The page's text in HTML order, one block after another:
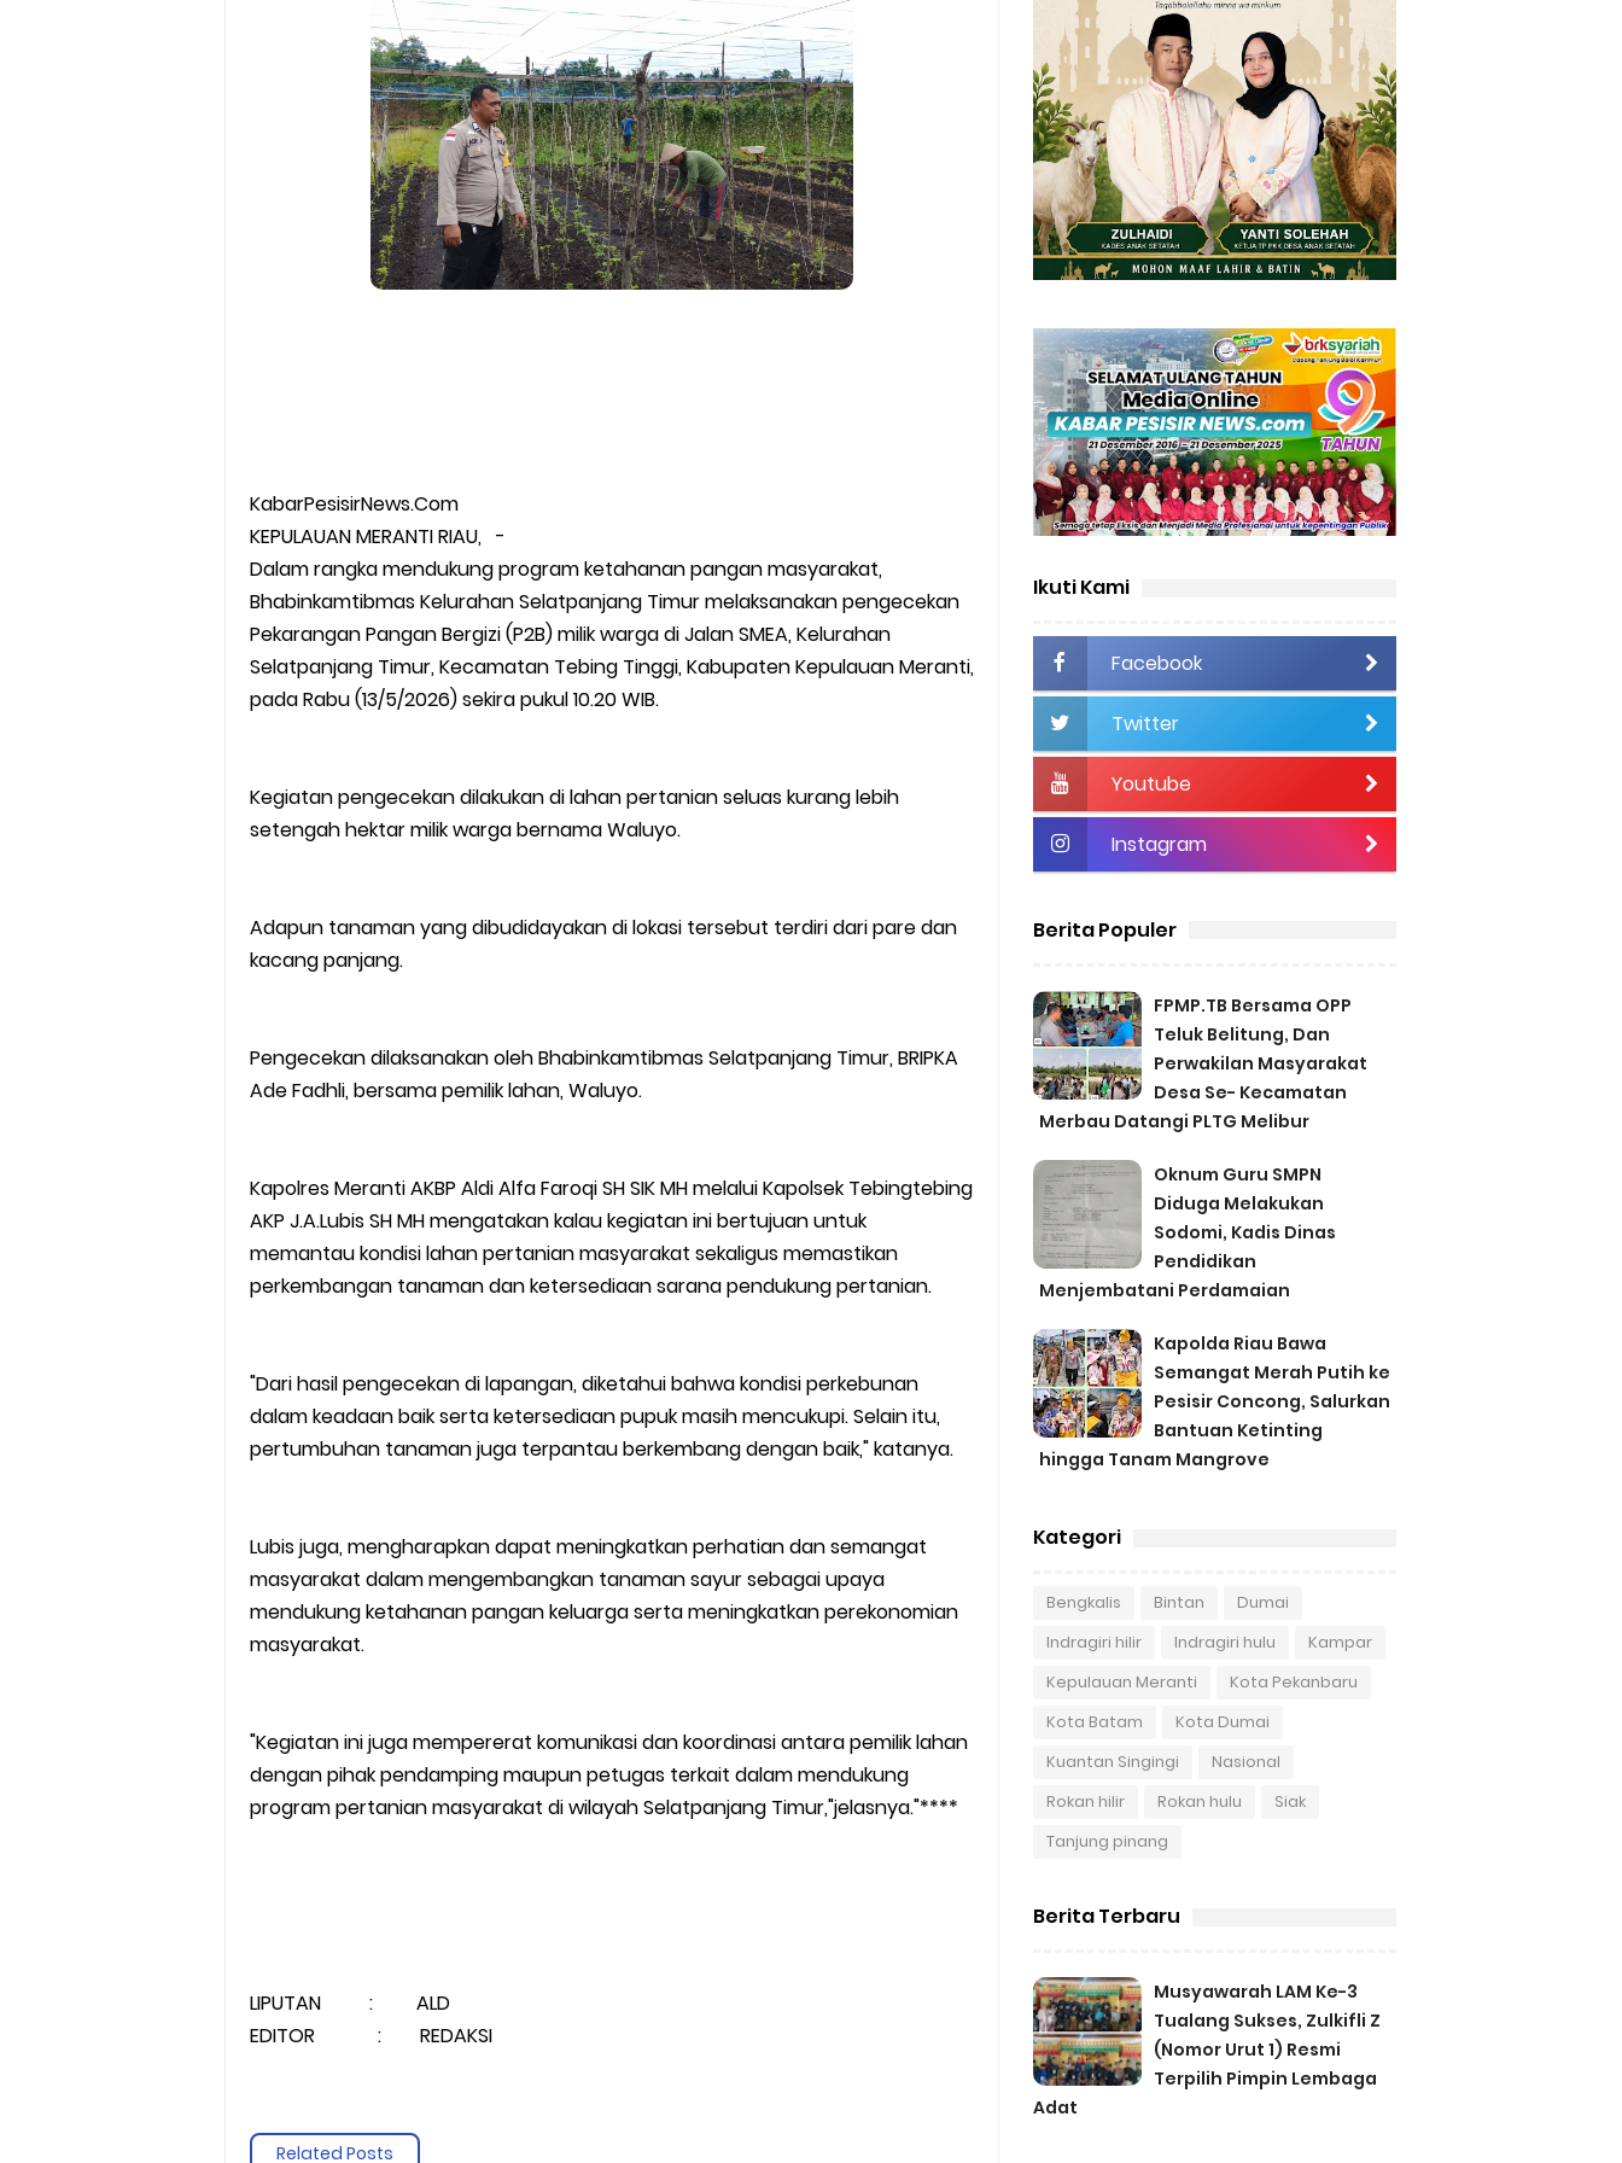
Thursday, 6 August
KabarPesisirNews.Com
KEPULAUAN MERANTI RIAU, -
Dalam rangka mendukung program ketahanan pangan masyarakat,
Bhabinkamtibmas Kelurahan Selatpanjang Timur melaksanakan pengecekan
Pekarangan Pangan Bergizi (P2B) milik warga di Jalan SMEA, Kelurahan
Selatpanjang Timur, Kecamatan Tebing Tinggi, Kabupaten Kepulauan Meranti,
pada Rabu (13/5/2026) sekira pukul 10.20 WIB.
Kegiatan pengecekan dilakukan di lahan pertanian seluas kurang lebih
setengah hektar milik warga bernama Waluyo.
Adapun tanaman yang dibudidayakan di lokasi tersebut terdiri dari pare dan
kacang panjang.
Pengecekan dilaksanakan oleh Bhabinkamtibmas Selatpanjang Timur, BRIPKA
Ade Fadhli, bersama pemilik lahan, Waluyo.
Kapolres Meranti AKBP Aldi Alfa Faroqi SH SIK MH melalui Kapolsek Tebingtebing
AKP J.A.Lubis SH MH mengatakan kalau kegiatan ini bertujuan untuk
memantau kondisi lahan pertanian masyarakat sekaligus memastikan
perkembangan tanaman dan ketersediaan sarana pendukung pertanian.
"Dari hasil pengecekan di lapangan, diketahui bahwa kondisi perkebunan
dalam keadaan baik serta ketersediaan pupuk masih mencukupi. Selain itu,
pertumbuhan tanaman juga terpantau berkembang dengan baik," katanya.
Lubis juga, mengharapkan dapat meningkatkan perhatian dan semangat
masyarakat dalam mengembangkan tanaman sayur sebagai upaya
mendukung ketahanan pangan keluarga serta meningkatkan perekonomian
masyarakat.
"Kegiatan ini juga mempererat komunikasi dan koordinasi antara pemilik lahan
dengan pihak pendamping maupun petugas terkait dalam mendukung
program pertanian masyarakat di wilayah Selatpanjang Timur,"jelasnya."****
LIPUTAN : ALD
EDITOR : REDAKSI
Related Posts
Ikuti Kami
Facebook
Twitter
Youtube
Instagram
Berita Populer
FPMP.TB Bersama OPP
Teluk Belitung, Dan
Perwakilan Masyarakat
Desa Se- Kecamatan
Merbau Datangi PLTG Melibur
Oknum Guru SMPN
Diduga Melakukan
Sodomi, Kadis Dinas
Pendidikan
Menjembatani Perdamaian
Kapolda Riau Bawa
Semangat Merah Putih ke
Pesisir Concong, Salurkan
Bantuan Ketinting
hingga Tanam Mangrove
Kategori
Bengkalis Bintan
Dumai
Indragiri hilir
Indragiri hulu
Kampar
Kepulauan Meranti
Kota Pekanbaru
Kota Batam
Kota Dumai
Kuantan Singingi
Nasional
Rokan hilir
Rokan hulu
Siak
Tanjung pinang
Berita Terbaru
Musyawarah LAM Ke-3
Tualang Sukses, Zulkifli Z
(Nomor Urut 1) Resmi
Terpilih Pimpin Lembaga
Adat